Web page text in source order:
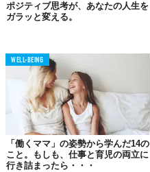
ポジティブ思考が、あなたの人生を
ガラッと変える。
WELL-BEING
「働くママ」の姿勢から学んだ14の
こと。もしも、仕事と育児の両立に
行き詰まったら・・・